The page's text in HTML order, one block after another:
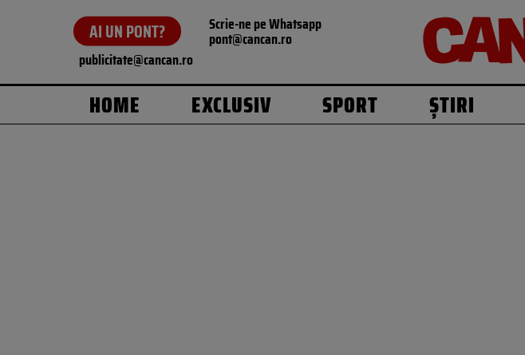
AI UN PONT? Scrie-ne pe Whatsapp
pont@cancan.ro
publicitate@cancan.ro
HOME EXCLUSIV SPORT ȘTIRI